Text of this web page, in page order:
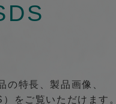
の特長、製品画像、
をご覧いただけます。